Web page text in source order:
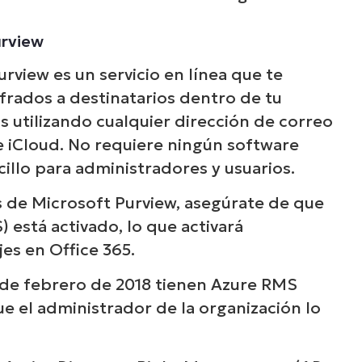
es un servicio en línea que te
a destinatarios dentro de tu
utilizando cualquier dirección de correo
No requiere ningún software
para administradores y usuarios.
Microsoft Purview, asegúrate de que
está activado, lo que activará
en Office 365.
febrero de 2018 tienen Azure RMS
el administrador de la organización lo